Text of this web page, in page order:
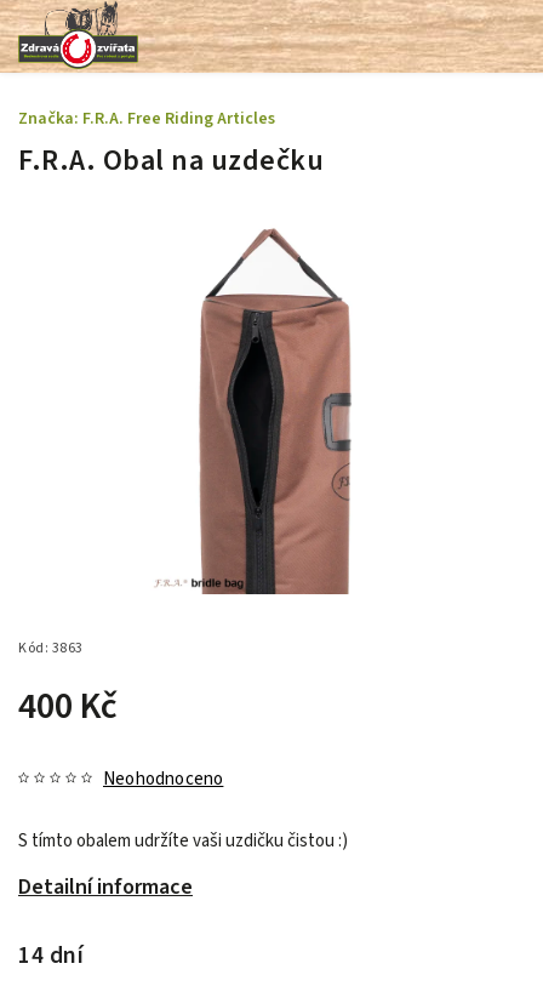
F.R.A. Obal na uzdečku
Kód: 3863
400 Kč
Neohodnoceno
S tímto obalem udržíte vaši uzdičku čistou :)
Detailní informace
Značka: F.R.A. Free Riding Articles
14 dní